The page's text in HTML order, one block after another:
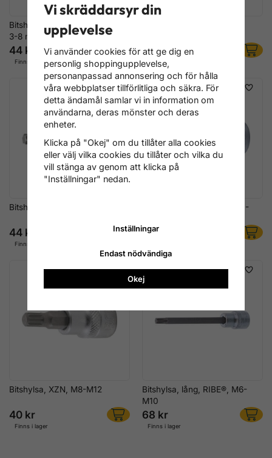
Bitshylsa, Insex m. kulhuvud,
3-8 mm
44 kr
Finns i lager
44 kr
Finns i lager
Bitshylsa, Torx, T10-T60
44 kr
Finns i lager
Bitshylsa, Torx m. hål, T20-
44 kr
Bitshylsa, XZN, M8-M12
40 kr
Finns i lager
Bitshylsa, lång, RIBE®, M6-
M10
68 kr
Finns i lager
Vi skräddarsyr din
upplevelse
Vi använder cookies för att ge dig en
personlig shoppingupplevelse,
personanpassad annonsering och för hålla
våra webbplatser tillförlitliga och säkra. För
detta ändamål samlar vi in information om
användarna, deras mönster och deras
enheter.
Klicka på "Okej" om du tillåter alla cookies
eller välj vilka cookies du tillåter och vilka du
vill stänga av genom att klicka på
"Inställningar" nedan.
Inställningar
Endast nödvändiga
Okej